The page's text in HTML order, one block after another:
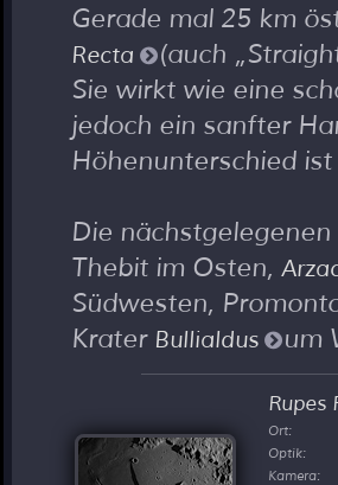
Gerade mal 25 km
Recta (auch
Sie wirkt wie eine
jedoch ein sanfter
Höhenunterschied
Die
Thebit im Osten,
Südwesten,
Krater Bullialdus um
Rupes
Ort:
Optik:
Kamera: